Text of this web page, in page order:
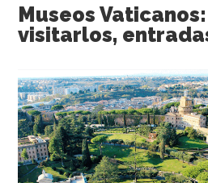
Museos
visitarlos,